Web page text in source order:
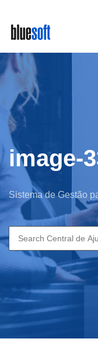
main
content
image-
Sistema de Gestão
Search
for: